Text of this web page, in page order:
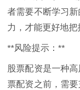
者需要不断学习
力，才能更好地把
**风险提示：**
股票配资是一种
票配资之前，需